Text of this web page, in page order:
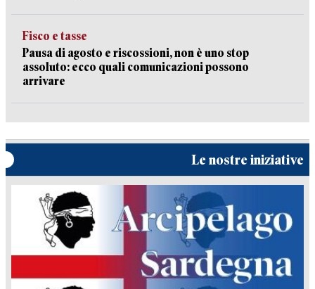
Fisco e tasse
Pausa di agosto e riscossioni, non è uno stop
assoluto: ecco quali comunicazioni possono
arrivare
Le nostre iniziative